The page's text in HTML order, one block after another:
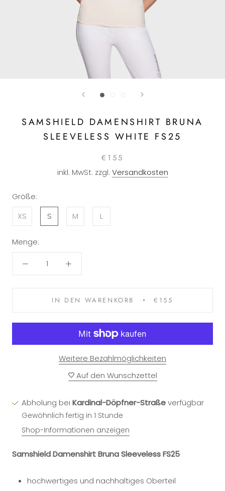
SAMSHIELD DAMENSHIRT BRUNA
SLEEVELESS WHITE FS25
€155
inkl. MwSt. zzgl. Versandkosten
Größe:
XS
S M L
Menge:
IN DEN WARENKORB €155
Weitere Bezahlmöglichkeiten
Auf den Wunschzettel
Abholung bei Kardinal-Döpfner-Straßeverfügbar
Gewöhnlich fertig in 1 Stunde
Shop-Informationen anzeigen
Samshield Damenshirt Bruna Sleeveless FS25
hochwertiges und nachhaltiges Oberteil